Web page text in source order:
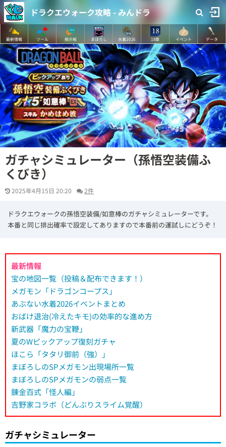
ドラクエウォーク攻略 - みんドラ
最新情報 ツール 掲示板 まぼろし 水着2026 18章 イベント データ
ガチャシミュレーター（孫悟空装備ふ
くびき）
2025年4月15日 20:20 2件
ドラクエウォークの孫悟空装備/如意棒のガチャシミュレーターです。
本番と同じ排出確率で設定してありますので本番前の運試しにどうぞ！
最新情報
宝の地図一覧（投稿＆配布できます！）
メガモン「ドラゴンコープス」
あぶない水着2026イベントまとめ
おばけ退治(冷えたキモ)の効率的な進め方
新武器「魔力の宝鞭」
夏のWピックアップ復刻ガチャ
ほこら「タタリ御前（強）」
まぼろしのSPメガモン出現場所一覧
まぼろしのSPメガモンの弱点一覧
錬金百式「怪人編」
吉野家コラボ（どんぶりスライム覚醒）
ガチャシミュレーター